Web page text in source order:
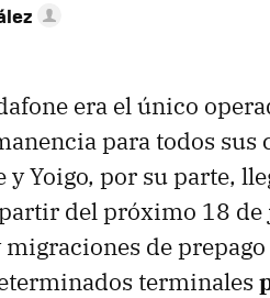
era el único
para todos sus
y Yoigo, por su parte,
del próximo 18 de
de prepago
terminales